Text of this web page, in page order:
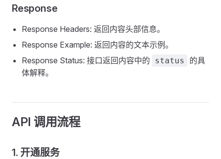
Response
Response Headers: 返回内容头部信息。
Response Example: 返回内容的文本示例。
Response Status: 接口返回内容中的
status
的具
体解释。
API 调用流程
1. 开通服务